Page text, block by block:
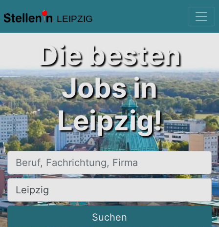
LEIPZIG
Die besten
Jobs in
Leipzig!
Beruf, Fachrichtung, Firma
Ort, Stadt
Suchen